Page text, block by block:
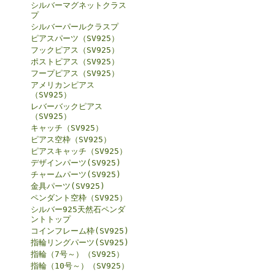
シルバーマグネットクラス
プ
シルバーパールクラスプ
ピアスパーツ（SV925）
フックピアス（SV925）
ポストピアス（SV925）
フープピアス（SV925）
アメリカンピアス
（SV925）
レバーバックピアス
（SV925）
キャッチ（SV925）
ピアス空枠（SV925）
ピアスキャッチ（SV925）
デザインパーツ(SV925)
チャームパーツ(SV925)
金具パーツ(SV925)
ペンダント空枠（SV925）
シルバー925天然石ペンダ
ントトップ
コインフレーム枠(SV925)
指輪リングパーツ(SV925)
指輪（7号～）（SV925）
指輪（10号～）（SV925）